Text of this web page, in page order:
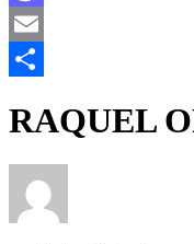
Mastodon
Email
RAQUEL